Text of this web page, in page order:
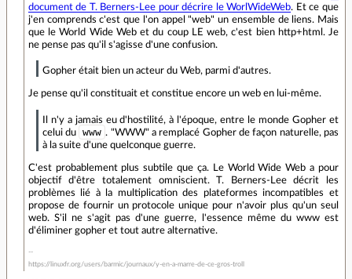
document de T. Berners-Lee pour décrire le WorlWideWeb. Et ce que
j'en comprends c'est que l'on appel "web" un ensemble de liens. Mais
que le World Wide Web et du coup LE web, c'est bien http+html. Je
ne pense pas qu'il s'agisse d'une confusion.
Gopher était bien un acteur du Web, parmi d'autres.
Je pense qu'il constituait et constitue encore un web en lui-même.
Il n'y a jamais eu d'hostilité, à l'époque, entre le monde Gopher et
celui du
www . "WWW" a remplacé Gopher de façon naturelle, pas
à la suite d'une quelconque guerre.
C'est probablement plus subtile que ça. Le World Wide Web a pour
objectif d'être totalement omniscient. T. Berners-Lee décrit les
problèmes lié à la multiplication des plateformes incompatibles et
propose de fournir un protocole unique pour n'avoir plus qu'un seul
web. S'il ne s'agit pas d'une guerre, l'essence même du www est
d'éliminer gopher et tout autre alternative.
https://linuxfr.org/users/barmic/journaux/y-en-a-marre-de-ce-gros-troll